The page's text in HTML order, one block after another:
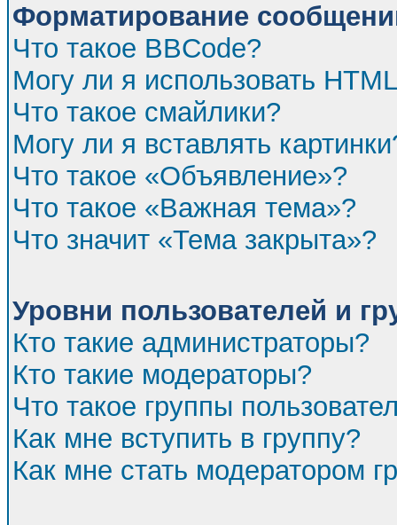
Форматирование
Что такое BBCode?
Могу ли я использовать
Что такое смайлики?
Могу ли я вставлять
Что такое «Объявление»?
Что такое «Важная тема»?
Что значит «Тема закрыта»?
Уровни пользователей и
Кто такие администраторы?
Кто такие модераторы?
Что такое группы
Как мне вступить в группу?
Как мне стать модератором